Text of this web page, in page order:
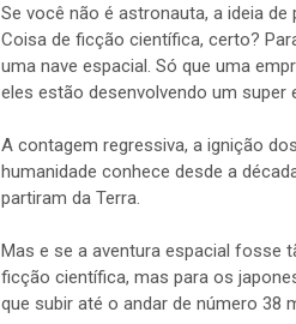
Se você não é astronauta, a ideia
Coisa de ficção científica, certo?
uma nave espacial. Só que uma
eles estão desenvolvendo um super
A contagem regressiva, a ignição
humanidade conhece desde a
partiram da Terra.
Mas e se a aventura espacial fosse
ficção científica, mas para os
que subir até o andar de número 38